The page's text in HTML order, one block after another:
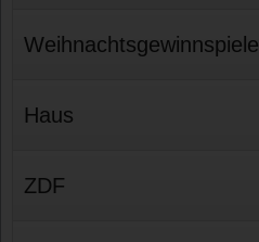
Weihnachtsgewinnspiele
Haus
ZDF